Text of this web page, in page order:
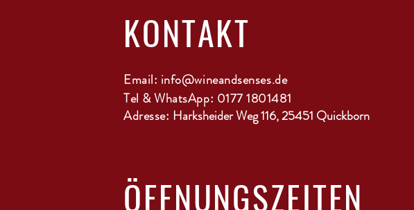
KONTAKT
Email: info@wineandsenses.de
Tel & WhatsApp: 0177 1801481
Adresse: Harksheider Weg 116, 25451 Quickborn
ÖFFNUNGSZEITEN